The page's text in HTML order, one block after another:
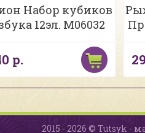
Набор кубиков
12эл. М06032
р.
2015 - 2026 © Tutsyk -